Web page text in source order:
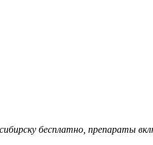
бесплатно, препараты